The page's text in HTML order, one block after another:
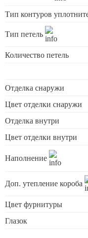
Тип контуров
Тип петель
Количество петель
Отделка снаружи
Цвет отделки снаружи
Отделка внутри
Цвет отделки внутри
Наполнение
Доп. утепление короба
Цвет фурнитуры
Глазок